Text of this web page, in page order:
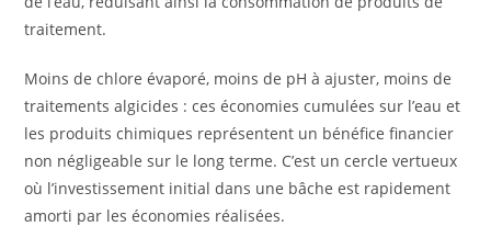
traitement.
Moins de chlore évaporé, moins de pH à ajuster, moins de
traitements algicides : ces économies cumulées sur l’eau et
les produits chimiques représentent un bénéfice financier
non négligeable sur le long terme. C’est un cercle vertueux
où l’investissement initial dans une bâche est rapidement
amorti par les économies réalisées.